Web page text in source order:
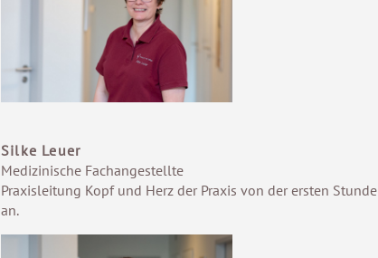
Silke Leuer
Medizinische Fachangestellte
Praxisleitung Kopf und Herz der Praxis von der ersten Stunde
an.